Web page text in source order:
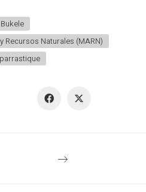
Naturales (MARN)